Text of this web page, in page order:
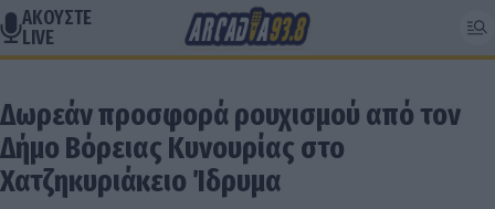
ΑΚΟΥΣΤΕ
LIVE
Δωρεάν προσφορά ρουχισμού από τον
Δήμο Βόρειας Κυνουρίας στο
Χατζηκυριάκειο Ίδρυμα